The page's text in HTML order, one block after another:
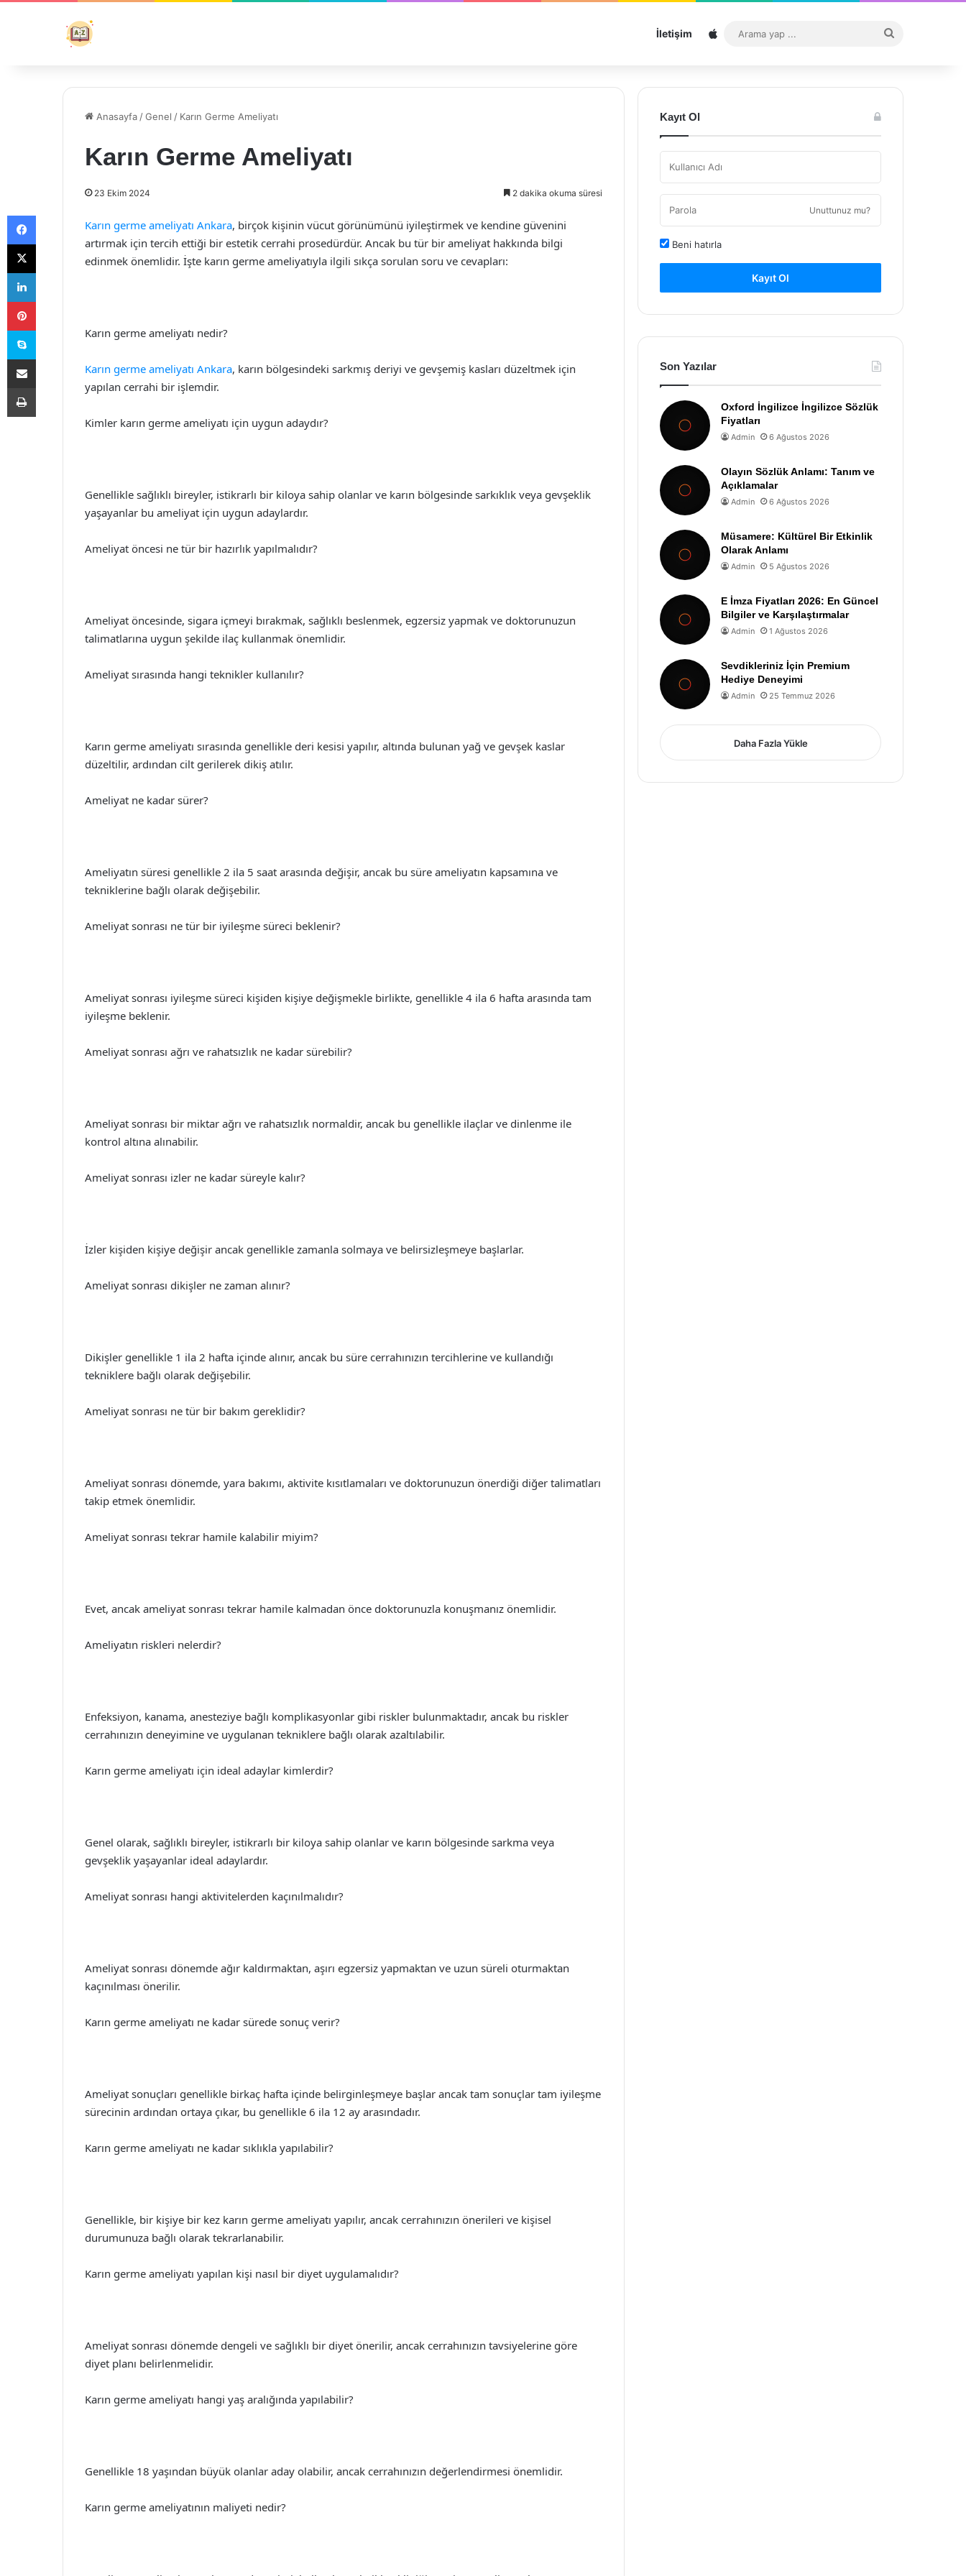
İletişim Sitemap
...
Anasayfa /Genel / Karın Germe Ameliyatı
Karın Germe Ameliyatı
23 Ekim 2024 2 dakika okuma süresi
Karın germe ameliyatı Ankara, birçok kişinin vücut görünümünü iyileştirmek ve kendine güvenini
artırmak için tercih ettiği bir estetik cerrahi prosedürdür. Ancak bu tür bir ameliyat hakkında bilgi
edinmek önemlidir. İşte karın germe ameliyatıyla ilgili sıkça sorulan soru ve cevapları:
Karın germe ameliyatı nedir?
Karın germe ameliyatı Ankara, karın bölgesindeki sarkmış deriyi ve gevşemiş kasları düzeltmek için
yapılan cerrahi bir işlemdir.
Kimler karın germe ameliyatı için uygun adaydır?
Genellikle sağlıklı bireyler, istikrarlı bir kiloya sahip olanlar ve karın bölgesinde sarkıklık veya gevşeklik
yaşayanlar bu ameliyat için uygun adaylardır.
Ameliyat öncesi ne tür bir hazırlık yapılmalıdır?
Ameliyat öncesinde, sigara içmeyi bırakmak, sağlıklı beslenmek, egzersiz yapmak ve doktorunuzun
talimatlarına uygun şekilde ilaç kullanmak önemlidir.
Ameliyat sırasında hangi teknikler kullanılır?
Karın germe ameliyatı sırasında genellikle deri kesisi yapılır, altında bulunan yağ ve gevşek kaslar
düzeltilir, ardından cilt gerilerek dikiş atılır.
Ameliyat ne kadar sürer?
Ameliyatın süresi genellikle 2 ila 5 saat arasında değişir, ancak bu süre ameliyatın kapsamına ve
tekniklerine bağlı olarak değişebilir.
Ameliyat sonrası ne tür bir iyileşme süreci beklenir?
Ameliyat sonrası iyileşme süreci kişiden kişiye değişmekle birlikte, genellikle 4 ila 6 hafta arasında tam
iyileşme beklenir.
Ameliyat sonrası ağrı ve rahatsızlık ne kadar sürebilir?
Ameliyat sonrası bir miktar ağrı ve rahatsızlık normaldir, ancak bu genellikle ilaçlar ve dinlenme ile
kontrol altına alınabilir.
Ameliyat sonrası izler ne kadar süreyle kalır?
İzler kişiden kişiye değişir ancak genellikle zamanla solmaya ve belirsizleşmeye başlarlar.
Ameliyat sonrası dikişler ne zaman alınır?
Dikişler genellikle 1 ila 2 hafta içinde alınır, ancak bu süre cerrahınızın tercihlerine ve kullandığı
tekniklere bağlı olarak değişebilir.
Ameliyat sonrası ne tür bir bakım gereklidir?
Ameliyat sonrası dönemde, yara bakımı, aktivite kısıtlamaları ve doktorunuzun önerdiği diğer talimatları
takip etmek önemlidir.
Ameliyat sonrası tekrar hamile kalabilir miyim?
Evet, ancak ameliyat sonrası tekrar hamile kalmadan önce doktorunuzla konuşmanız önemlidir.
Ameliyatın riskleri nelerdir?
Enfeksiyon, kanama, anesteziye bağlı komplikasyonlar gibi riskler bulunmaktadır, ancak bu riskler
cerrahınızın deneyimine ve uygulanan tekniklere bağlı olarak azaltılabilir.
Karın germe ameliyatı için ideal adaylar kimlerdir?
Genel olarak, sağlıklı bireyler, istikrarlı bir kiloya sahip olanlar ve karın bölgesinde sarkma veya
gevşeklik yaşayanlar ideal adaylardır.
Ameliyat sonrası hangi aktivitelerden kaçınılmalıdır?
Ameliyat sonrası dönemde ağır kaldırmaktan, aşırı egzersiz yapmaktan ve uzun süreli oturmaktan
kaçınılması önerilir.
Karın germe ameliyatı ne kadar sürede sonuç verir?
Ameliyat sonuçları genellikle birkaç hafta içinde belirginleşmeye başlar ancak tam sonuçlar tam iyileşme
sürecinin ardından ortaya çıkar, bu genellikle 6 ila 12 ay arasındadır.
Karın germe ameliyatı ne kadar sıklıkla yapılabilir?
Genellikle, bir kişiye bir kez karın germe ameliyatı yapılır, ancak cerrahınızın önerileri ve kişisel
durumunuza bağlı olarak tekrarlanabilir.
Karın germe ameliyatı yapılan kişi nasıl bir diyet uygulamalıdır?
Ameliyat sonrası dönemde dengeli ve sağlıklı bir diyet önerilir, ancak cerrahınızın tavsiyelerine göre
diyet planı belirlenmelidir.
Karın germe ameliyatı hangi yaş aralığında yapılabilir?
Genellikle 18 yaşından büyük olanlar aday olabilir, ancak cerrahınızın değerlendirmesi önemlidir.
Karın germe ameliyatının maliyeti nedir?
Kayıt Ol
Unuttunuz mu?
Beni hatırla
Kayıt Ol
Son Yazılar
Oxford İngilizce İngilizce Sözlük
Fiyatları
Admin 6 Ağustos 2026
Olayın Sözlük Anlamı: Tanım ve
Açıklamalar
Admin 6 Ağustos 2026
Müsamere: Kültürel Bir Etkinlik
Olarak Anlamı
Admin 5 Ağustos 2026
E İmza Fiyatları 2026: En Güncel
Bilgiler ve Karşılaştırmalar
Admin 1 Ağustos 2026
Sevdikleriniz İçin Premium
Hediye Deneyimi
Admin 25 Temmuz 2026
Daha Fazla Yükle
Facebook
X
LinkedIn
Pinterest
Skype
E-Posta ile paylaş